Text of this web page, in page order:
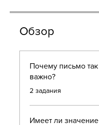
Обзор
Почему письмо так
важно?
.2 задания
Имеет ли значение